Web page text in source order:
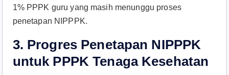
1% PPPK guru yang masih menunggu proses
penetapan NIPPPK.
3. Progres Penetapan NIPPPK
untuk PPPK Tenaga Kesehatan